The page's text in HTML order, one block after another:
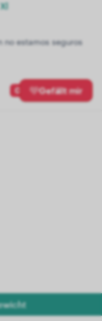
no estamos seguros
0 Gefällt mir